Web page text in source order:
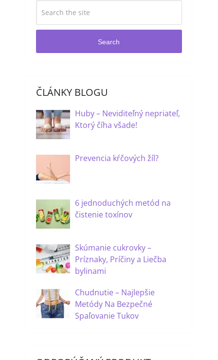
Search
ČLÁNKY BLOGU
Huby – Neviditeľný nepriateľ,
Ktorý číha všade!
Prevencia kŕčových žíl?
6 jednoduchých metód na
čistenie toxínov
Skúmanie cukrovky –
Príznaky, Príčiny a Liečba
bylinami
Chudnutie – Najlepšie
Metódy Na Bezpečné
Spaľovanie Tukov